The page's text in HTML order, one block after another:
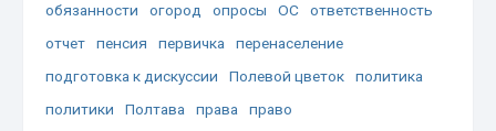
обязанности
огород опросы ОС
ответственность
отчет
пенсия первичка
перенаселение
подготовка к дискуссии
Полевой цветок
политика
политики
Полтава права
право